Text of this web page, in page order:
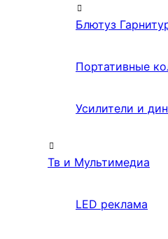
Блютуз
Портативные
Усилители и
Тв и Мультимедиа
LED реклама